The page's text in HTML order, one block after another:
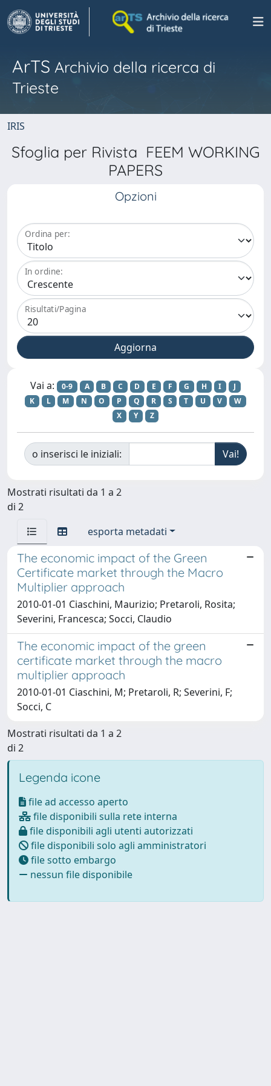
ArTS Archivio della ricerca di
Trieste
IRIS
Sfoglia per Rivista FEEM WORKING
PAPERS
Opzioni
Ordina per:
In ordine:
Risultati/Pagina
Vai a: 0-9 A B C D E F G H I
J
K
L M N O P Q R S T U V
W
X
Y Z
o inserisci le iniziali:
Mostrati risultati da 1 a 2
di 2
esporta metadati
The economic impact of the Green
Certificate market through the Macro
Multiplier approach
2010-01-01 Ciaschini, Maurizio; Pretaroli, Rosita;
Severini, Francesca; Socci, Claudio
The economic impact of the green
certificate market through the macro
multiplier approach
2010-01-01 Ciaschini, M; Pretaroli, R; Severini, F;
Socci, C
Mostrati risultati da 1 a 2
di 2
Legenda icone
file ad accesso aperto
file disponibili sulla rete interna
file disponibili agli utenti autorizzati
file disponibili solo agli amministratori
file sotto embargo
nessun file disponibile